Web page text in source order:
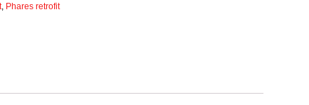
, Phares retrofit